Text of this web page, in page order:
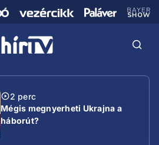
2 perc
Mégis megnyerheti Ukrajna a
háborút?